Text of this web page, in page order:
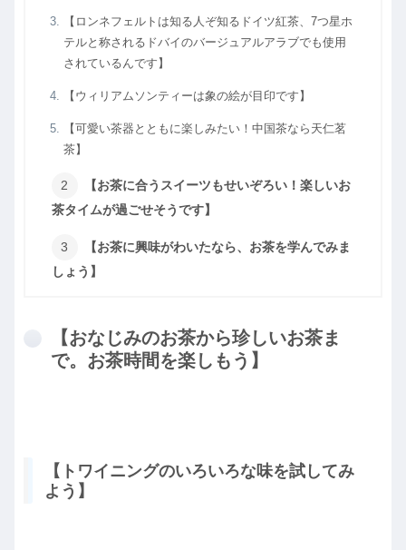
【ロンネフェルトは知る人ぞ知るドイツ紅茶、7つ星ホ
テルと称されるドバイのバージュアルアラブでも使用
されているんです】
【ウィリアムソンティーは象の絵が目印です】
【可愛い茶器とともに楽しみたい！中国茶なら天仁茗
茶】
【お茶に合うスイーツもせいぞろい！楽しいお
茶タイムが過ごせそうです】
【お茶に興味がわいたなら、お茶を学んでみま
しょう】
【おなじみのお茶から珍しいお茶ま
で。お茶時間を楽しもう】
【トワイニングのいろいろな味を試してみ
よう】